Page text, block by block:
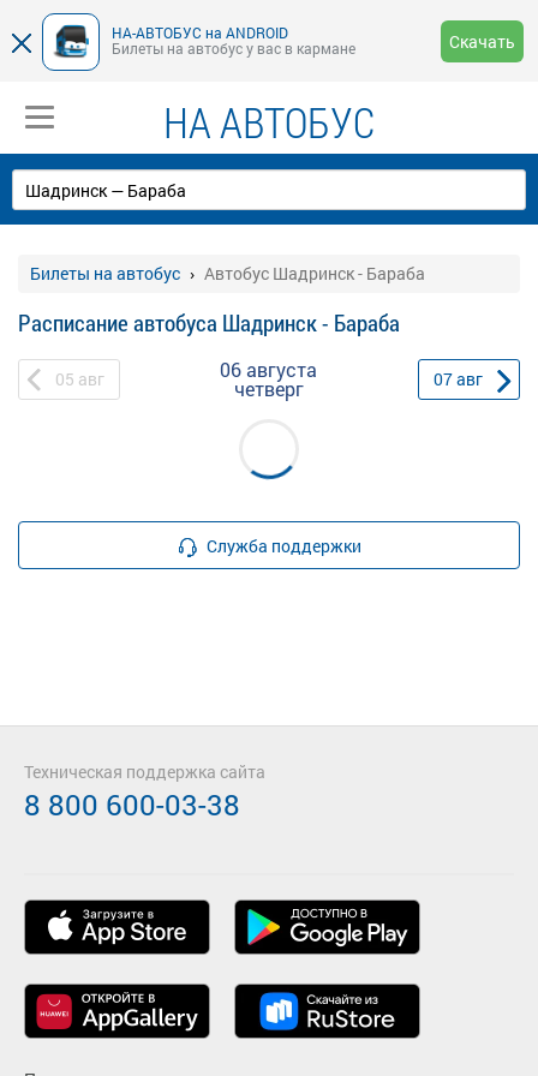
НА-АВТОБУС на ANDROID
Билеты на автобус у вас в кармане
Скачать
НА АВТОБУС
Билеты на автобус Автобус Шадринск - Бараба
Расписание автобуса Шадринск - Бараба
05 авг 06 августа
четверг 07авг
Служба поддержки
Техническая поддержка сайта
8 800 600-03-38